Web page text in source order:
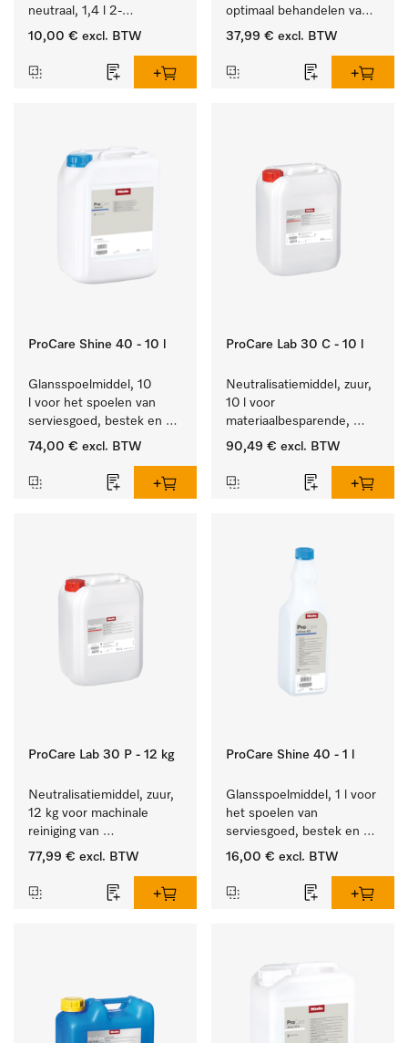
neutraal, 1,4 l 2-
componentenwasmiddel
wasgoed.
10,00 € excl. BTW
optimaal behandelen van
laboratoriumhulpstukken.
37,99 € excl. BTW
ProCare Shine 40 - 10 l
Glansspoelmiddel, 10
l voor het spoelen van
serviesgoed, bestek en
ideaal voor glazen.
74,00 € excl. BTW
ProCare Lab 30 C - 10 l
Neutralisatiemiddel, zuur,
10 l voor
materiaalbesparende,
machinale reiniging van
gerei.
90,49 € excl. BTW
ProCare Lab 30 P - 12 kg
Neutralisatiemiddel, zuur,
12 kg voor machinale
reiniging van
laboratoriumglaswerk en -
77,99 € excl. BTW
ProCare Shine 40 - 1 l
Glansspoelmiddel, 1 l voor
het spoelen van
serviesgoed, bestek en
ideaal voor glazen.
16,00 € excl. BTW